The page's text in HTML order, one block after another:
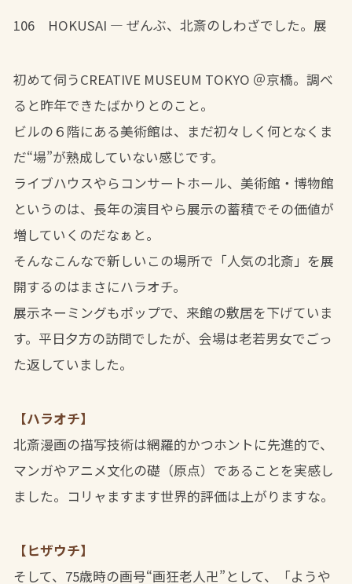
106 HOKUSAI ― ぜんぶ、北斎のしわざでした。展
初めて伺うCREATIVE MUSEUM TOKYO ＠京橋。調べ
ると昨年できたばかりとのこと。
ビルの６階にある美術館は、まだ初々しく何となくま
だ“場”が熟成していない感じです。
ライブハウスやらコンサートホール、美術館・博物館
というのは、長年の演目やら展示の蓄積でその価値が
増していくのだなぁと。
そんなこんなで新しいこの場所で「人気の北斎」を展
開するのはまさにハラオチ。
展示ネーミングもポップで、来館の敷居を下げていま
す。平日夕方の訪問でしたが、会場は老若男女でごっ
た返していました。
【ハラオチ】
北斎漫画の描写技術は網羅的かつホントに先進的で、
マンガやアニメ文化の礎（原点）であることを実感し
ました。コリャますます世界的評価は上がりますな。
【ヒザウチ】
そして、75歳時の画号“画狂老人卍”として、「ようや